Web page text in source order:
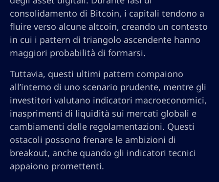
consolidamento di Bitcoin, i capitali tendono a
fluire verso alcune altcoin, creando un contesto
in cui i pattern di triangolo ascendente hanno
maggiori probabilità di formarsi.
Tuttavia, questi ultimi pattern compaiono
all’interno di uno scenario prudente, mentre gli
investitori valutano indicatori macroeconomici,
inasprimenti di liquidità sui mercati globali e
cambiamenti delle regolamentazioni. Questi
ostacoli possono frenare le ambizioni di
breakout, anche quando gli indicatori tecnici
appaiono promettenti.